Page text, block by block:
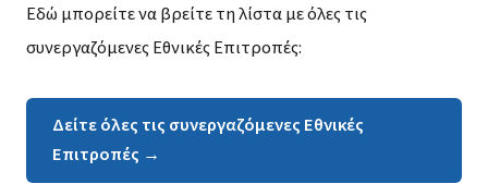
Εδώ μπορείτε να βρείτε τη λίστα με όλες τις
συνεργαζόμενες Εθνικές Επιτροπές:
Δείτε όλες τις συνεργαζόμενες Εθνικές
Επιτροπές →